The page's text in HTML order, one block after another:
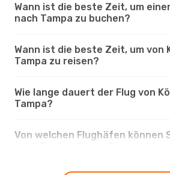
Wann ist die beste Zeit, um
nach Tampa zu buchen?
Wann ist die beste Zeit, um von
Tampa zu reisen?
Wie lange dauert der Flug von
Tampa?
Von welchen Flughäfen können